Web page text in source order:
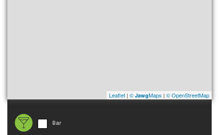
Leaflet | © JawgMaps | © OpenStreetMap
Bar